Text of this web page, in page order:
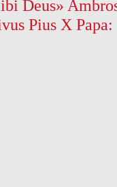
Deus»
Pius X Papa: